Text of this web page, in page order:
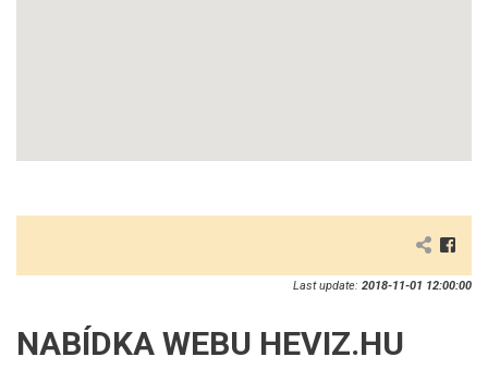
Last update: 2018-11-01 12:00:00
NABÍDKA WEBU HEVIZ.HU